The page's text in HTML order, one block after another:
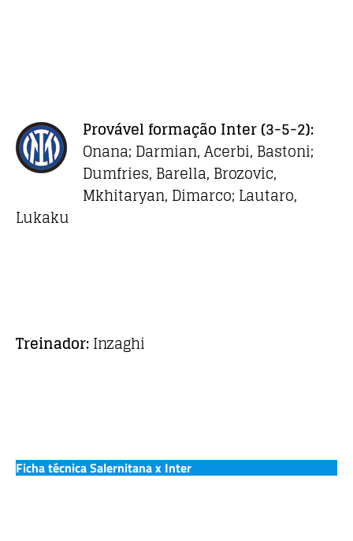
Provável formação Inter(3-5-2):
Onana; Darmian, Acerbi, Bastoni;
Dumfries, Barella, Brozovic,
Mkhitaryan, Dimarco; Lautaro,
Lukaku
Treinador:Inzaghi
Ficha técnica Salernitana x Inter